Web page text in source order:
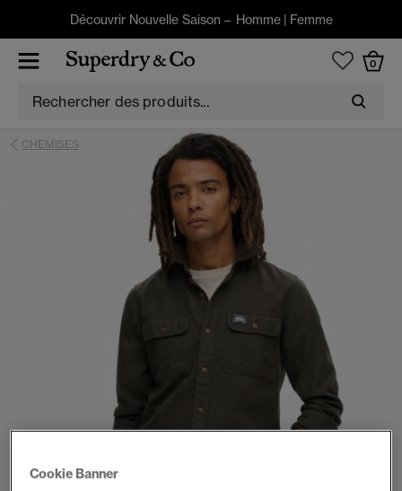
Découvrir Nouvelle Saison – Homme| Femme
0
CHEMISES
Cookie Banner